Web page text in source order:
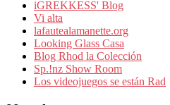
iGREKKESS' Blog
Vi alta
lafautealamanette.org
Looking Glass Casa
Blog Rhod la Colección
Sp.!nz Show Room
Los videojuegos se están Rad